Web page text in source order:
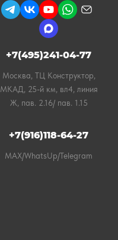
+7(495)241-04-77
Москва, ТЦ Конструктор,
МКАД, 25-й км, вл4, линия
Ж, пав. 2.16/ пав. 1.15
+7(916)118-64-27
MAX/WhatsUp/Telegram